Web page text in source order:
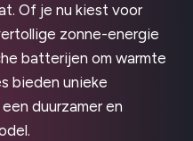
Of je nu kiest voor
zonne-energie
batterijen om warmte
bieden unieke
duurzamer en